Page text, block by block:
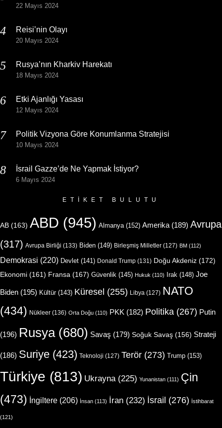
22 Mayıs 2024
Reisi’nin Olayı
20 Mayıs 2024
Rusya’nın Kharkiv Harekatı
18 Mayıs 2024
Etki Ajanlığı Yasası
12 Mayıs 2024
Politik Vizyona Göre Konumlanma Stratejisi
10 Mayıs 2024
İsrail Gazze’de Ne Yapmak İstiyor?
6 Mayıs 2024
ETIKET BULUTU
AB (163) ABD (945) Almanya(152) Amerika (189) Avrupa
(317) Avrupa Birliği (133) Biden (149) Birleşmiş Milletler (127) BM (112)
Demokrasi (220) Devlet (141) Donald Trump (131) Doğu Akdeniz (172)
Ekonomi (161) Fransa (167) Güvenlik (145) Hukuk (110) Irak (148) Joe
Biden (195) Kültür(143) Küresel (255) Libya (127) NATO
(434) Nükleer (136) Orta Doğu (110) PKK (182) Politika (267) Putin
(196) Rusya(680) Savaş (179) Soğuk Savaş (156) Strateji
(186) Suriye (423) Teknoloji (127) Terör (273) Trump (153)
Türkiye (813) Ukrayna(225) Yunanistan (111) Çin
(473) İngiltere (206) İnsan (113) İran (232) İsrail (276) İstihbarat
(121)